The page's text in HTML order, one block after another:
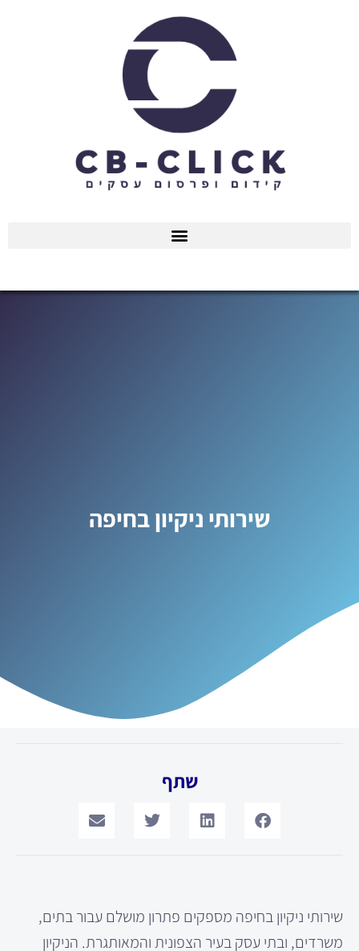
שירותי ניקיון בחיפה
שתף
שירותי ניקיון בחיפה מספקים פתרון מושלם עבור בתים,
משרדים, ובתי עסק בעיר הצפונית והמאותגרת. הניקיון